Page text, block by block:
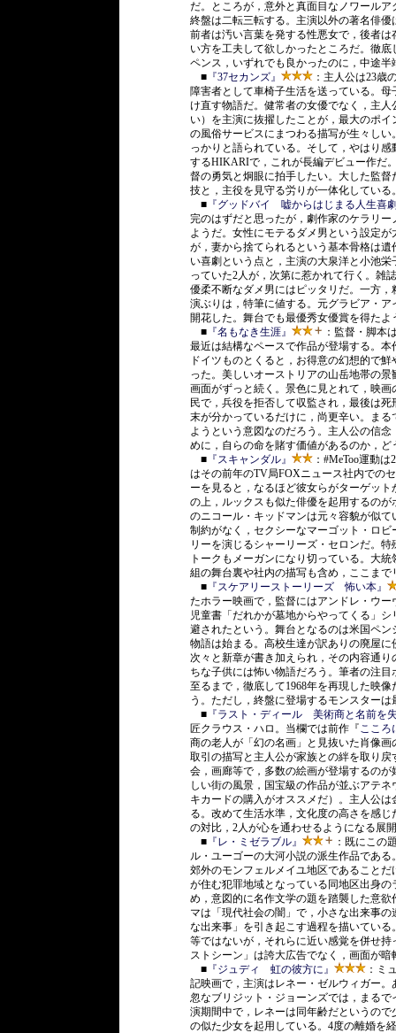
だ。ところが，意外と真面目なノワール
終盤は二転三転する。主演以外の著名俳
前者は汚い言葉を発する性悪女で，後者
い方を工夫して欲しかったところだ。徹
ペンス，いずれでも良かったのに，中途
■ 『37セカンズ』
：主人公は23歳
障害者として車椅子生活を送っている。
け直す物語だ。健常者の女優でなく，主
い）を主演に抜擢したことが，最大のポ
の風俗サービスにまつわる描写が生々し
っかりと語られている。そして，やはり
するHIKARIで，これが長編デビュー作だ
督の勇気と炯眼に拍手したい。大した監
技と，主役を見守る労りが一体化してい
■ 『グッドバイ 嘘からはじまる人生喜
完のはずだと思ったが，劇作家のケラリ
ようだ。女性にモテるダメ男という設定
が，妻から捨てられるという基本骨格は
い喜劇という点と，主演の大泉洋と小池
っていた2人が，次第に惹かれて行く。雑
優柔不断なダメ男にはピッタリだ。一方
演ぶりは，特筆に値する。元グラビア・
開花した。舞台でも最優秀女優賞を得た
■ 『名もなき生涯』
：監督・脚本
最近は結構なペースで作品が登場する。
ドイツものとくると，お得意の幻想的で
った。美しいオーストリアの山岳地帯の
画面がずっと続く。景色に見とれて，映
民で，兵役を拒否して収監され，最後は
末が分かっているだけに，尚更辛い。ま
ようという意図なのだろう。主人公の信
めに，自らの命を賭す価値があるのか，
■ 『スキャンダル』
：#MeToo運動
はその前年のTV局FOXニュース社内での
ーを見ると，なるほど彼女らがターゲッ
の上，ルックスも似た俳優を起用するの
のニコール・キッドマンは元々容貌が似
制約がなく，セクシーなマーゴット・ロ
リーを演じるシャーリーズ・セロンだ。
トークもメーガンになり切っている。大
組の舞台裏や社内の描写も含め，ここま
■ 『スケアリーストーリーズ 怖い本』
たホラー映画で，監督にはアンドレ・ウ
児童書「だれかが墓地からやってくる」
避されたという。舞台となるのは米国ペ
物語は始まる。高校生達が訳ありの廃屋
次々と新章が書き加えられ，その内容通
ちな子供には怖い物語だろう。筆者の注
至るまで，徹底して1968年を再現した映
う。ただし，終盤に登場するモンスター
■ 『ラスト・ディール 美術商と名前を
匠クラウス・ハロ。当欄では前作『こころ
商の老人が「幻の名画」と見抜いた肖像
取引の描写と主人公が家族との絆を取り
会，画廊等で，多数の絵画が登場するの
しい街の風景，国宝級の作品が並ぶアテ
キカードの購入がオススメだ）。主人公
る。改めて生活水準，文化度の高さを感
の対比，2人が心を通わせるようになる展
■ 『レ・ミゼラブル』
：既にこの
ル・ユーゴーの大河小説の派生作品であ
郊外のモンフェルメイユ地区であること
が住む犯罪地域となっている同地区出身
め，意図的に名作文学の題を踏襲した意
マは「現代社会の闇」で，小さな出来事
な出来事」を引き起こす過程を描いてい
等ではないが，それらに近い感覚を併せ
ストシーン」は誇大広告でなく，画面が
■ 『ジュディ 虹の彼方に』
：ミ
記映画で，主演はレネー・ゼルウィガー
忽なブリジット・ジョーンズでは，まる
演期間中で，レネーは同年齢だというの
の似た少女を起用している。4度の離婚を